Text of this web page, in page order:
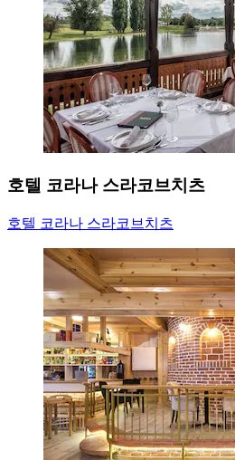
호텔 코라나 스라코브치츠
호텔 코라나 스라코브치츠